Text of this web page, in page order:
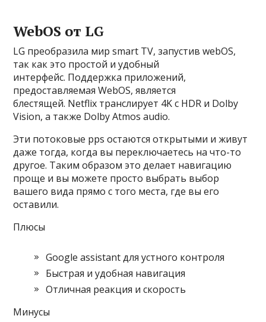
WebOS от LG
LG преобразила мир smart TV, запустив webOS,
так как это простой и удобный
интерфейс. Поддержка приложений,
предоставляемая WebOS, является
блестящей. Netflix транслирует 4K с HDR и Dolby
Vision, а также Dolby Atmos audio.
Эти потоковые pps остаются открытыми и живут
даже тогда, когда вы переключаетесь на что-то
другое. Таким образом это делает навигацию
проще и вы можете просто выбрать выбор
вашего вида прямо с того места, где вы его
оставили.
Плюсы
Google assistant для устного контроля
Быстрая и удобная навигация
Отличная реакция и скорость
Минусы